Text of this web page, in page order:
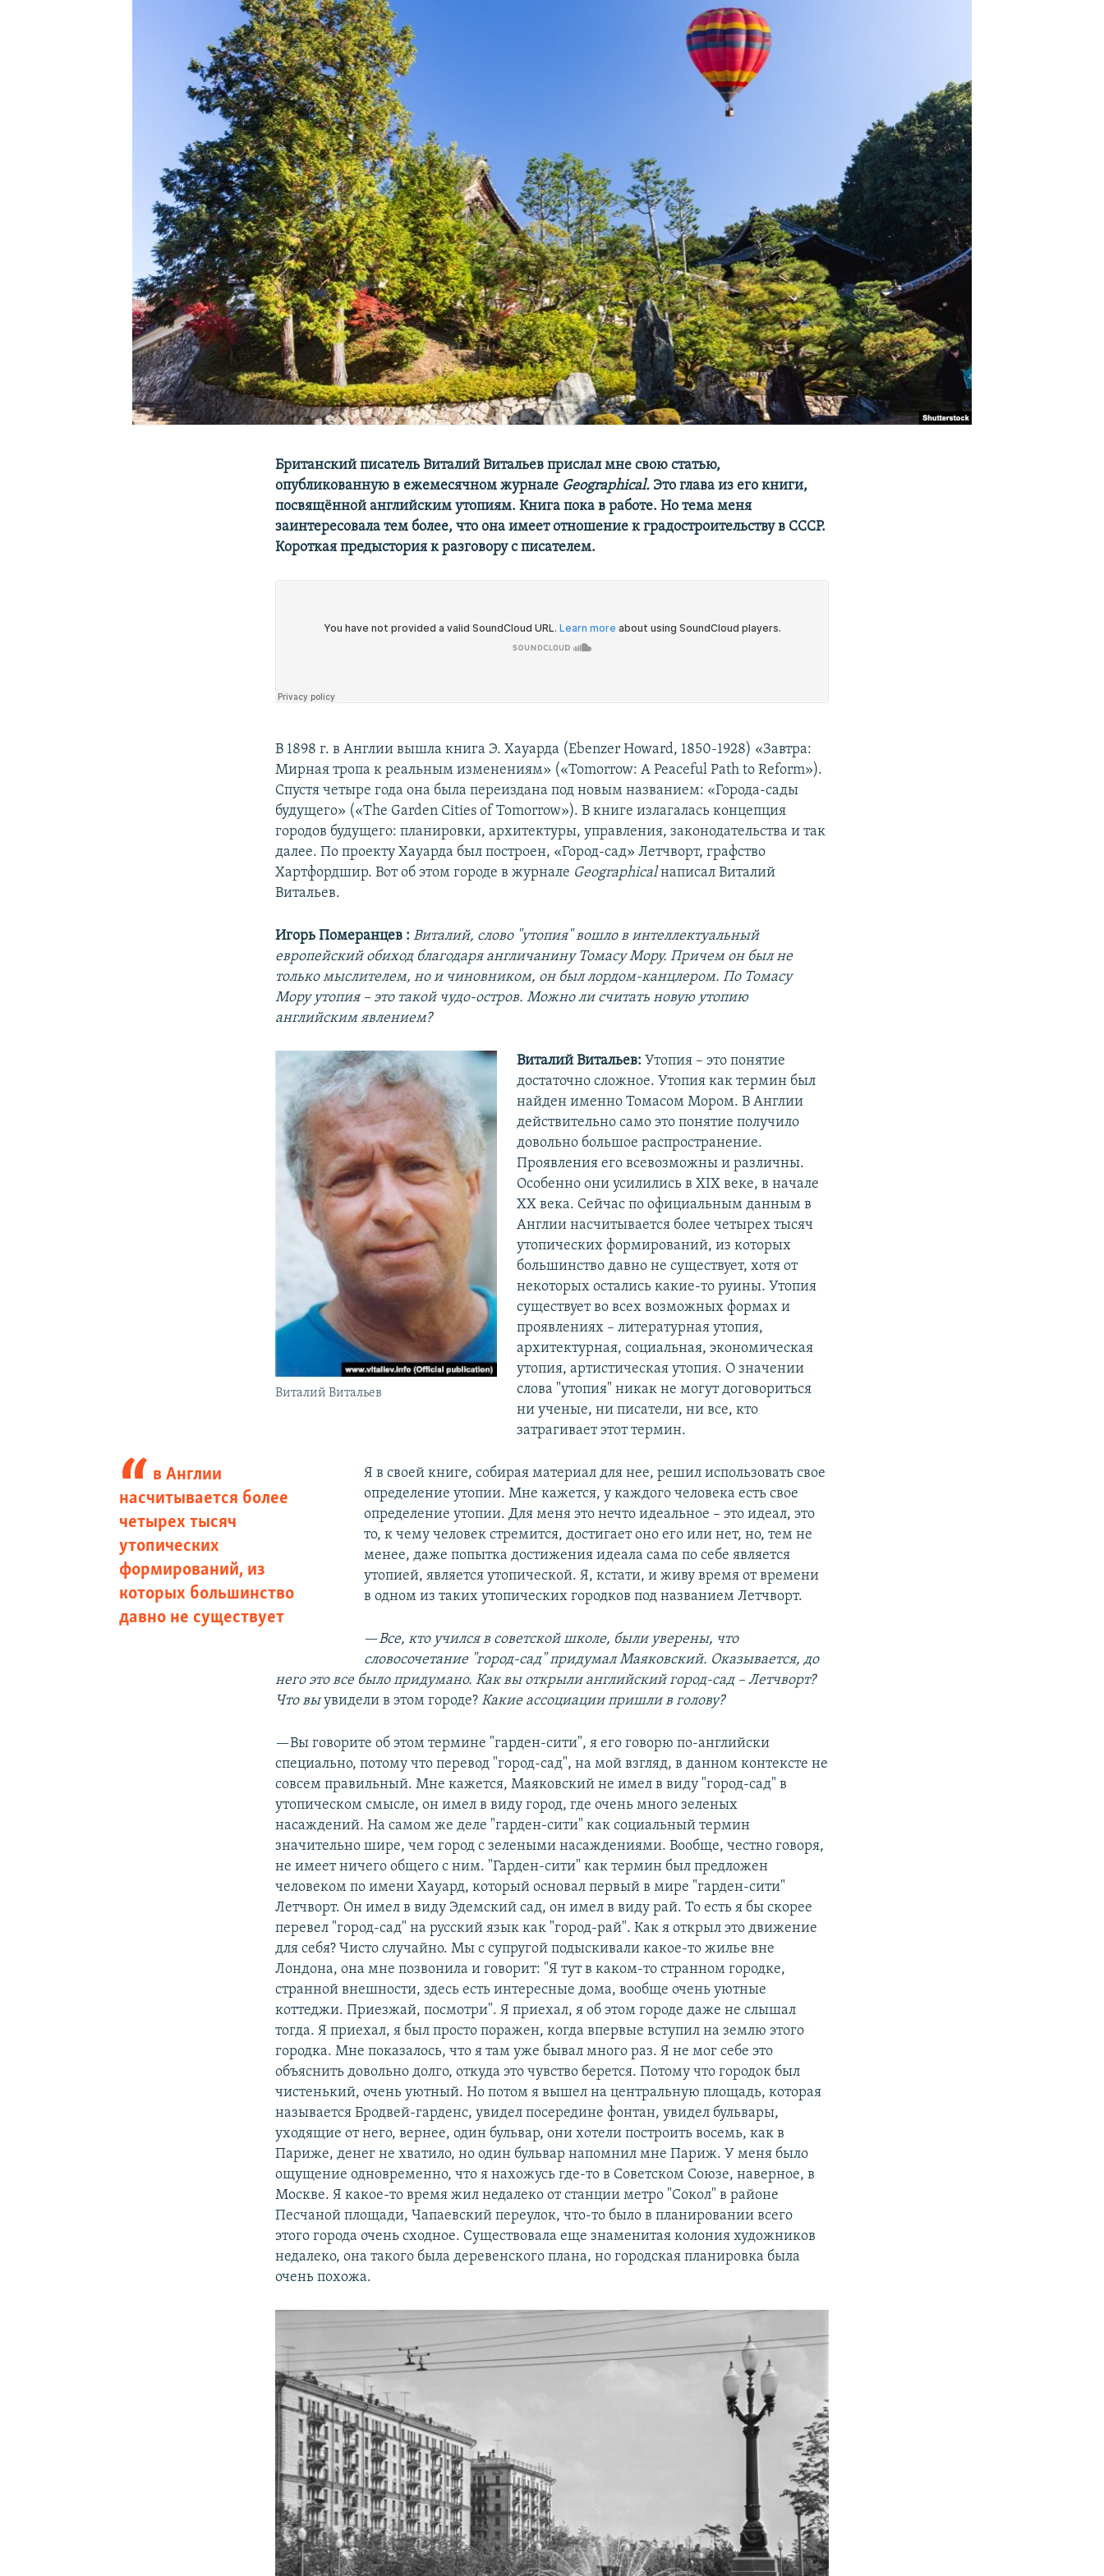
Британский писатель Виталий Витальев прислал мне свою статью,
опубликованную в ежемесячном журнале Geographical. Это глава из его книги,
посвящённой английским утопиям. Книга пока в работе. Но тема меня
заинтересовала тем более, что она имеет отношение к градостроительству в СССР.
Короткая предыстория к разговору с писателем.
В 1898 г. в Англии вышла книга Э. Хауарда (Ebenzer Howard, 1850-1928) «Завтра:
Мирная тропа к реальным изменениям» («Tomorrow: A Peaceful Path to Reform»).
Спустя четыре года она была переиздана под новым названием: «Города-сады
будущего» («The Garden Cities of Tomorrow»). В книге излагалась концепция
городов будущего: планировки, архитектуры, управления, законодательства и так
далее. По проекту Хауарда был построен, «Город-сад» Летчворт, графство
Хартфордшир. Вот об этом городе в журнале Geographicalнаписал Виталий
Витальев.
Игорь Померанцев :Виталий, слово "утопия" вошло в интеллектуальный
европейский обиход благодаря англичанину Томасу Мору. Причем он был не
только мыслителем, но и чиновником, он был лордом-канцлером. По Томасу
Мору утопия – это такой чудо-остров. Можно ли считать новую утопию
английским явлением?
Виталий Витальев
Виталий Витальев: Утопия – это понятие
достаточно сложное. Утопия как термин был
найден именно Томасом Мором. В Англии
действительно само это понятие получило
довольно большое распространение.
Проявления его всевозможны и различны.
Особенно они усилились в XIX веке, в начале
ХХ века. Сейчас по официальным данным в
Англии насчитывается более четырех тысяч
утопических формирований, из которых
большинство давно не существует, хотя от
некоторых остались какие-то руины. Утопия
существует во всех возможных формах и
проявлениях – литературная утопия,
архитектурная, социальная, экономическая
утопия, артистическая утопия. О значении
слова "утопия" никак не могут договориться
ни ученые, ни писатели, ни все, кто
затрагивает этот термин.
в Англии
насчитывается более
четырех тысяч
утопических
формирований, из
которых большинство
давно не существует
Я в своей книге, собирая материал для нее, решил использовать свое
определение утопии. Мне кажется, у каждого человека есть свое
определение утопии. Для меня это нечто идеальное – это идеал, это
то, к чему человек стремится, достигает оно его или нет, но, тем не
менее, даже попытка достижения идеала сама по себе является
утопией, является утопической. Я, кстати, и живу время от времени
в одном из таких утопических городков под названием Летчворт.
—Все, кто учился в советской школе, были уверены, что
словосочетание "город-сад" придумал Маяковский. Оказывается, до
него это все было придумано. Как вы открыли английский город-сад – Летчворт?
Что выувидели в этом городе?Какие ассоциации пришли в голову?
—Вы говорите об этом термине "гарден-сити", я его говорю по-английски
специально, потому что перевод "город-сад", на мой взгляд, в данном контексте не
совсем правильный. Мне кажется, Маяковский не имел в виду "город-сад" в
утопическом смысле, он имел в виду город, где очень много зеленых
насаждений. На самом же деле "гарден-сити" как социальный термин
значительно шире, чем город с зелеными насаждениями. Вообще, честно говоря,
не имеет ничего общего с ним. "Гарден-сити" как термин был предложен
человеком по имени Хауард, который основал первый в мире "гарден-сити"
Летчворт. Он имел в виду Эдемский сад, он имел в виду рай. То есть я бы скорее
перевел "город-сад" на русский язык как "город-рай". Как я открыл это движение
для себя? Чисто случайно. Мы с супругой подыскивали какое-то жилье вне
Лондона, она мне позвонила и говорит: "Я тут в каком-то странном городке,
странной внешности, здесь есть интересные дома, вообще очень уютные
коттеджи. Приезжай, посмотри". Я приехал, я об этом городе даже не слышал
тогда. Я приехал, я был просто поражен, когда впервые вступил на землю этого
городка. Мне показалось, что я там уже бывал много раз. Я не мог себе это
объяснить довольно долго, откуда это чувство берется. Потому что городок был
чистенький, очень уютный. Но потом я вышел на центральную площадь, которая
называется Бродвей-гарденс, увидел посередине фонтан, увидел бульвары,
уходящие от него, вернее, один бульвар, они хотели построить восемь, как в
Париже, денег не хватило, но один бульвар напомнил мне Париж. У меня было
ощущение одновременно, что я нахожусь где-то в Советском Союзе, наверное, в
Москве. Я какое-то время жил недалеко от станции метро "Сокол" в районе
Песчаной площади, Чапаевский переулок, что-то было в планировании всего
этого города очень сходное. Существовала еще знаменитая колония художников
недалеко, она такого была деревенского плана, но городская планировка была
очень похожа.